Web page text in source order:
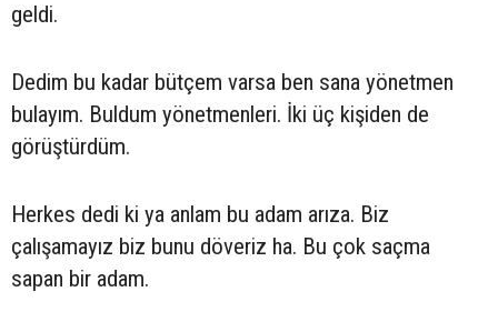
geldi.
Dedim bu kadar bütçem varsa ben sana yönetmen
bulayım. Buldum yönetmenleri. İki üç kişiden de
görüştürdüm.
Herkes dedi ki ya anlam bu adam arıza. Biz
çalışamayız biz bunu döveriz ha. Bu çok saçma
sapan bir adam.